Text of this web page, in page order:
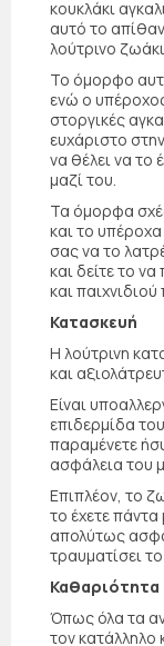
κουκλάκι
αυτό το
λούτρινο
Το όμορφο
ενώ ο
στοργικές
ευχάριστο
να θέλει να το
μαζί του.
Τα όμορφα
και το
σας να το
και δείτε το
και
Κατασκευή
Η λούτρινη
και
Είναι
επιδερμίδα
παραμένετε
ασφάλεια του
Επιπλέον, το
το έχετε
απολύτως
τραυματίσει
Καθαριότητα
Όπως όλα τα
τον